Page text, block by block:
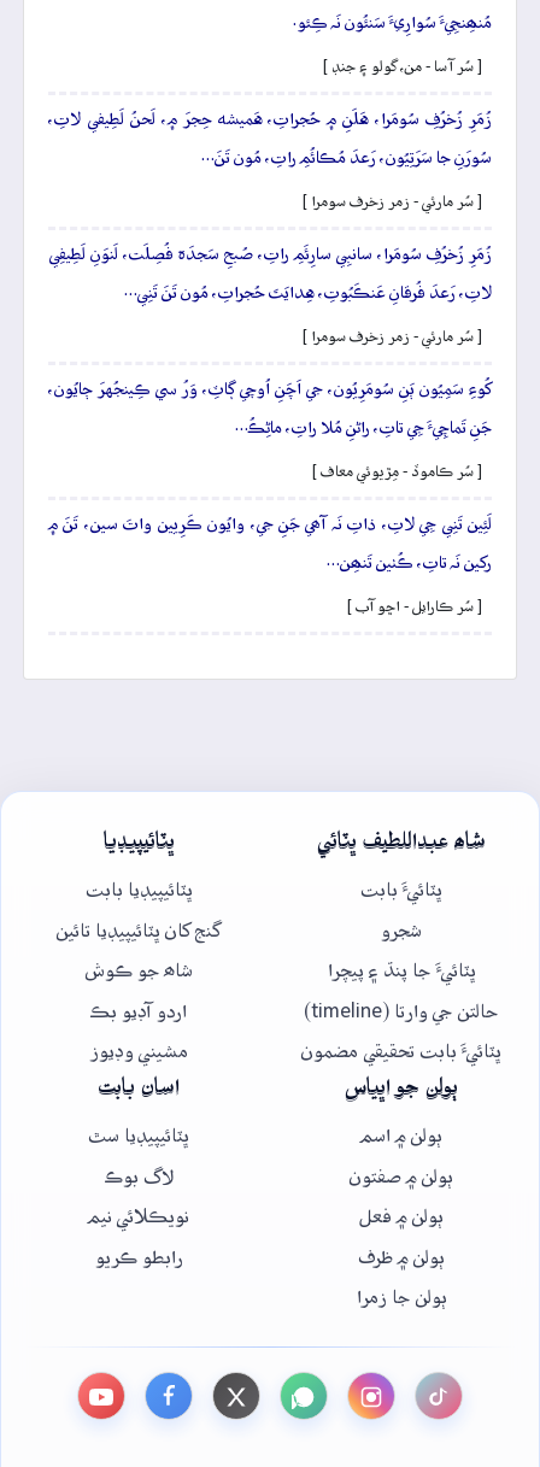
مُنھِنجِيءَ سُوارِيءَ سَنئُون نَہ ڪِئو.
[ سُر آسا - من، گولو ۽ جنڊ ]
زُمَرِ زُخرُفِ سُومَرا، هَلَنِ ۾ حُجراتِ، هَميشه حِجرَ ۾، لَحنُ لَطِيفي لاتِ،
سُورَنِ جا سَرَتِيُون، رَعدَ مُڪائُمِ راتِ، مُون تَنَ…
[ سُر مارئي - زمر زخرف سومرا ]
زُمَرِ زُخرُفِ سُومَرا، سانبِي سارِئَمِ راتِ، صُبحِ سَجدَہ فُصِلَت، لَنوَنِ لَطِيفِي
لاتِ، رَعدَ فُرقانِ عَنڪَبُوتِ، هِدايَتَ حُجراتِ، مُون تَنَ تَنِي…
[ سُر مارئي - زمر زخرف سومرا ]
کُوءِ سَمِيُون ٻَنِ سُومَرِيُون، جي اَچَنِ اُوچي ڳاٽِ، وَرُ سي ڪِينجُهرَ ڄايُون،
جَنِ تَماچِيءَ جِي تاتِ، راڻنِ مُلا راتِ، ماڻِڪُ…
[ سُر ڪاموڏ - مِڙيوئي معاف ]
لَئِين تَنِي جِي لاتِ، ذاتِ نَہ آھي جَنِ جي، وايُون ڪَرِيين واتَ سين، تَنَ ۾
رکين نَہ تاتِ، ڪُٺين تَنھِن…
[ سُر ڪارايل - اڇو آب ]
شاھ عبداللطيف ڀٽائي
ڀٽائيءَ بابت
شجرو
ڀٽائيءَ جا پنڌ ۽ پيچرا
حالتن جي وارتا (timeline)
ڀٽائيءَ بابت تحقيقي مضمون
ڀٽائيپيڊيا
ڀٽائيپيڊيا بابت
گنج کان ڀٽائيپيڊيا تائين
شاھ جو ڪوش
اردو آڊيو بڪ
مشيني وڊيوز
ٻولن جو اڀياس
ٻولن ۾ اسم
ٻولن ۾ صفتون
ٻولن ۾ فعل
ٻولن ۾ ظرف
ٻولن جا زمرا
اسان بابت
ڀٽائيپيڊيا سٿ
لاگ بوڪ
نويڪلائي نيم
رابطو ڪريو